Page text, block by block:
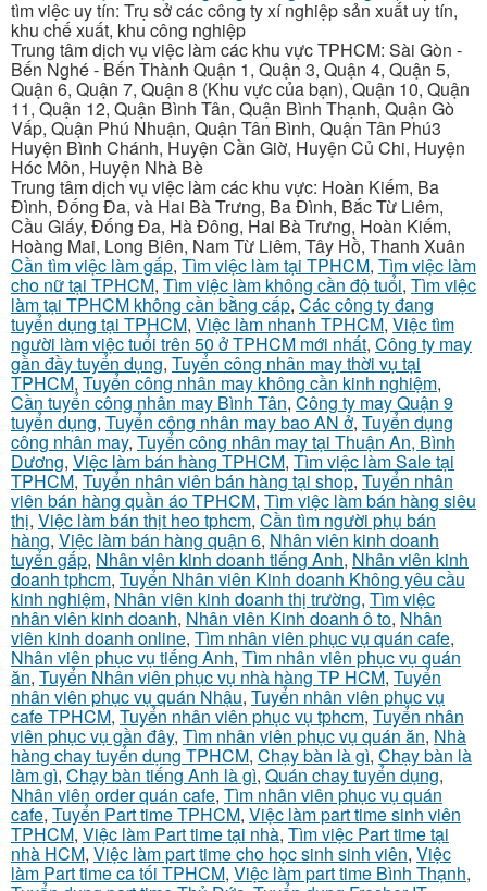
tìm việc uy tín: Trụ sở các công ty xí nghiệp sản xuất uy tín,
khu chế xuất, khu công nghiệp
Trung tâm dịch vụ việc làm các khu vực TPHCM: Sài Gòn -
Bến Nghé - Bến Thành Quận 1, Quận 3, Quận 4, Quận 5,
Quận 6, Quận 7, Quận 8 (Khu vực của bạn), Quận 10, Quận
11, Quận 12, Quận Bình Tân, Quận Bình Thạnh, Quận Gò
Vấp, Quận Phú Nhuận, Quận Tân Bình, Quận Tân Phú3
Huyện Bình Chánh, Huyện Cần Giờ, Huyện Củ Chi, Huyện
Hóc Môn, Huyện Nhà Bè
Trung tâm dịch vụ việc làm các khu vực: Hoàn Kiếm, Ba
Đình, Đống Đa, và Hai Bà Trưng, Ba Đình, Bắc Từ Liêm,
Cầu Giấy, Đống Đa, Hà Đông, Hai Bà Trưng, Hoàn Kiếm,
Hoàng Mai, Long Biên, Nam Từ Liêm, Tây Hồ, Thanh Xuân
Cần tìm việc làm gấp, Tìm việc làm tại TPHCM, Tìm việc làm
cho nữ tại TPHCM, Tìm việc làm không cần độ tuổi, Tìm việc
làm tại TPHCM không cần bằng cấp, Các công ty đang
tuyển dụng tại TPHCM, Việc làm nhanh TPHCM, Việc tìm
người làm việc tuổi trên 50 ở TPHCM mới nhất, Công ty may
gần đầy tuyển dụng, Tuyển công nhân may thời vụ tại
TPHCM, Tuyển công nhân may không cần kinh nghiệm,
Cần tuyển công nhân may Bình Tân, Công ty may Quận 9
tuyển dụng, Tuyển công nhân may bao AN ở, Tuyển dụng
công nhân may, Tuyển công nhân may tại Thuận An, Bình
Dương, Việc làm bán hàng TPHCM, Tìm việc làm Sale tại
TPHCM, Tuyển nhân viên bán hàng tại shop, Tuyển nhân
viên bán hàng quần áo TPHCM, Tìm việc làm bán hàng siêu
thị, Việc làm bán thịt heo tphcm, Cần tìm người phụ bán
hàng, Việc làm bán hàng quận 6, Nhân viên kinh doanh
tuyển gấp, Nhân viên kinh doanh tiếng Anh, Nhân viên kinh
doanh tphcm, Tuyển Nhân viên Kinh doanh Không yêu cầu
kinh nghiệm, Nhân viên kinh doanh thị trường, Tìm việc
nhân viên kinh doanh, Nhân viên Kinh doanh ô to, Nhân
viên kinh doanh online, Tìm nhân viên phục vụ quán cafe,
Nhân viên phục vụ tiếng Anh, Tìm nhân viên phục vụ quán
ăn, Tuyển Nhân viên phục vụ nhà hàng TP HCM, Tuyển
nhân viên phục vụ quán Nhậu, Tuyển nhân viên phục vụ
cafe TPHCM, Tuyển nhân viên phục vụ tphcm, Tuyển nhân
viên phục vụ gần đây, Tìm nhân viên phục vụ quán ăn, Nhà
hàng chay tuyển dụng TPHCM, Chạy bàn là gì, Chạy bàn là
làm gì, Chạy bàn tiếng Anh là gì, Quán chay tuyển dụng,
Nhân viên order quán cafe, Tìm nhân viên phục vụ quán
cafe, Tuyển Part time TPHCM, Việc làm part time sinh viên
TPHCM, Việc làm Part time tại nhà, Tìm việc Part time tại
nhà HCM, Việc làm part time cho học sinh sinh viên, Việc
làm Part time ca tối TPHCM, Việc làm part time Bình Thạnh,